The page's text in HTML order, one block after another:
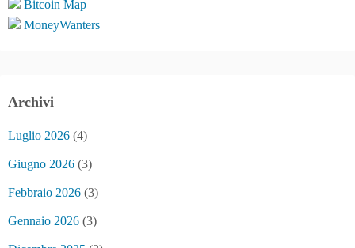
Bitcoin Map
MoneyWanters
Archivi
Luglio 2026 (4)
Giugno 2026 (3)
Febbraio 2026 (3)
Gennaio 2026 (3)